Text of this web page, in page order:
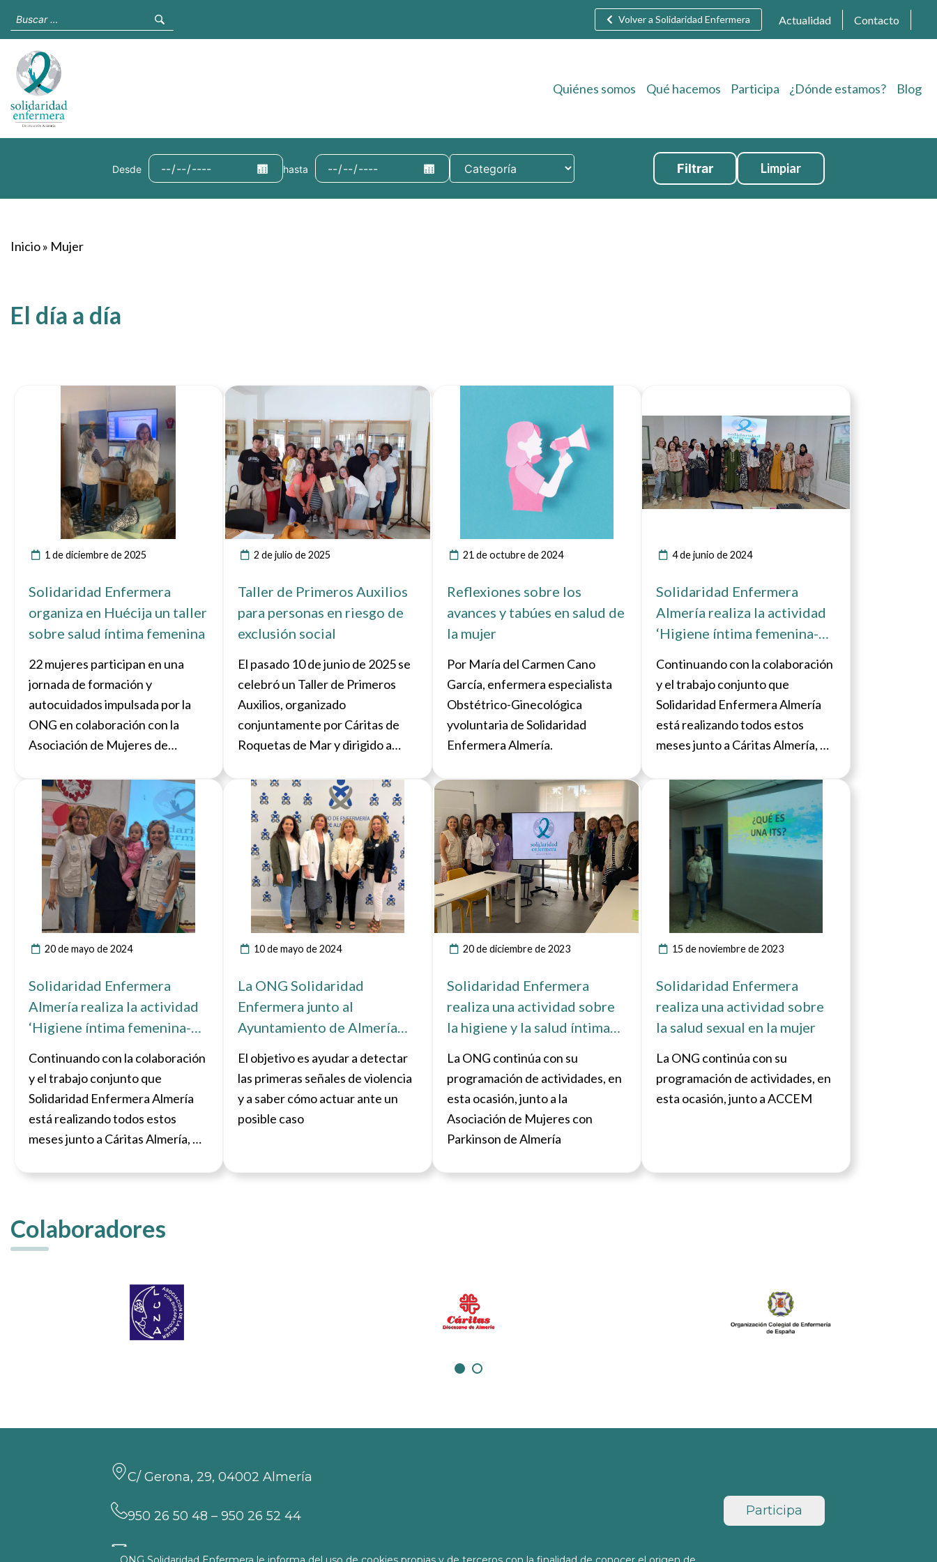
Volver a Solidaridad Enfermera Actualidad Contacto
Quiénes somos Qué hacemos Participa ¿Dónde estamos? Blog
Desde hasta Limpiar
Inicio» Mujer
El día a día
1 de diciembre de 2025
Solidaridad Enfermera
organiza en Huécija un taller
sobre salud íntima femenina
22 mujeres participan en una
jornada de formación y
autocuidados impulsada por la
ONG en colaboración con la
Asociación de Mujeres de
2 de julio de 2025
Taller de Primeros Auxilios
para personas en riesgo de
exclusión social
El pasado 10 de junio de 2025 se
celebró un Taller de Primeros
Auxilios, organizado
conjuntamente por Cáritas de
Roquetas de Mar y dirigido a
situación de vulnerabilidad
social. Participaron 11 personas,
todas ellas alumnas de los
talleres de Formación
ocupacional e inserción laboral
que gestiona Cáritas.
Ver noticia
21 de octubre de 2024
Reflexiones sobre los
avances y tabúes en salud de
la mujer
Por María del Carmen Cano
García, enfermera especialista
Obstétrico-Ginecológica
yvoluntaria de Solidaridad
Enfermera Almería.
4 de junio de 2024
Solidaridad Enfermera
Almería realiza la actividad
‘Higiene íntima femenina-
Continuando con la colaboración
y el trabajo conjunto que
Solidaridad Enfermera Almería
está realizando todos estos
meses junto a Cáritas Almería, el
cabo una actividad sobre Higiene
íntima femenina y autocuidados
en La Mojonera, Almería.
20 de mayo de 2024
Solidaridad Enfermera
Almería realiza la actividad
‘Higiene íntima femenina-
Continuando con la colaboración
y el trabajo conjunto que
Solidaridad Enfermera Almería
está realizando todos estos
meses junto a Cáritas Almería, el
cabo una actividad sobre Higiene
en Campohermoso (Níjar).
Ver noticia
10 de mayo de 2024
La ONG Solidaridad
Enfermera junto al
Ayuntamiento de Almería
enfermería para erradicar la
violencia de género
El objetivo es ayudar a detectar
las primeras señales de violencia
y a saber cómo actuar ante un
posible caso
Ver noticia
20 de diciembre de 2023
Solidaridad Enfermera
realiza una actividad sobre
la higiene y la salud íntima
La ONG continúa con su
programación de actividades, en
esta ocasión, junto a la
Asociación de Mujeres con
Parkinson de Almería
Ver noticia
15 de noviembre de 2023
Solidaridad Enfermera
realiza una actividad sobre
la salud sexual en la mujer
La ONG continúa con su
programación de actividades, en
esta ocasión, junto a ACCEM
Ver noticia
Colaboradores
C/ Gerona, 29, 04002 Almería
950 26 50 48 – 950 26 52 44
almeria@solidaridadenfermera.org
Participa